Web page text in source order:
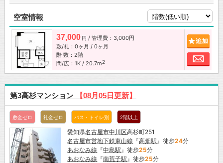
空室情報
37,000 円 / 管理費：3,000円
敷/礼：0ヶ月 / 0ヶ月
階 数：2階
間/広：1K / 20.7m2
お
第3高杉マンション 【08月05日更新】
敷金ゼロ 礼金ゼロ バス・トイレ別 2階以上
愛知県名古屋市中川区高杉町251
名古屋市営地下鉄東山線 『高畑駅 』徒歩24分
あおなみ線 『中島駅 』徒歩25分
あおなみ線 『南荒子駅 』徒歩25分